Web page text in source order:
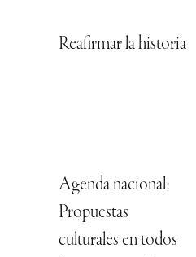
Reafirmar la historia
Agenda nacional:
Propuestas
culturales en todos